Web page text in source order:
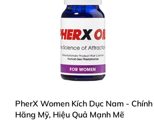
PherX Women Kích Dục Nam - Chính
Hãng Mỹ, Hiệu Quả Mạnh Mẽ